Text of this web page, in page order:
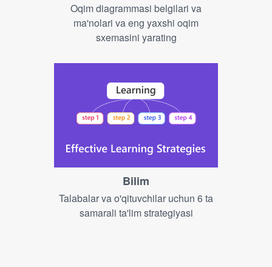
Oqim diagrammasi belgilari va
ma'nolari va eng yaxshi oqim
sxemasini yarating
Bilim
Talabalar va o'qituvchilar uchun 6 ta
samarali ta'lim strategiyasi